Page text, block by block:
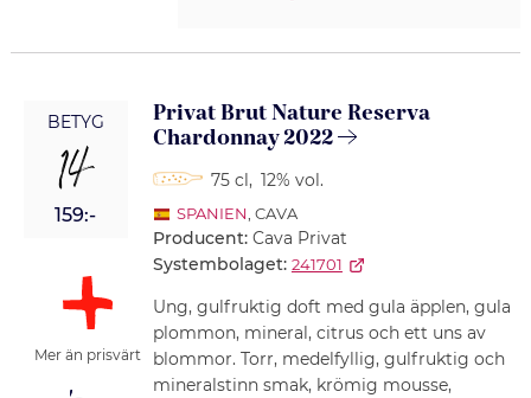
BETYG
14
159:-
Mer än prisvärt
Privat Brut Nature Reserva
Chardonnay 2022
75 cl, 12% vol.
SPANIEN , CAVA
Producent: Cava Privat
Systembolaget: 241701
Ung, gulfruktig doft med gula äpplen, gula
plommon, mineral, citrus och ett uns av
blommor. Torr, medelfyllig, gulfruktig och
mineralstinn smak, krömig mousse,